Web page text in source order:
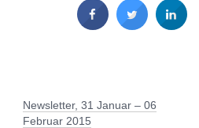
Newsletter, 31 Januar – 06
Februar 2015